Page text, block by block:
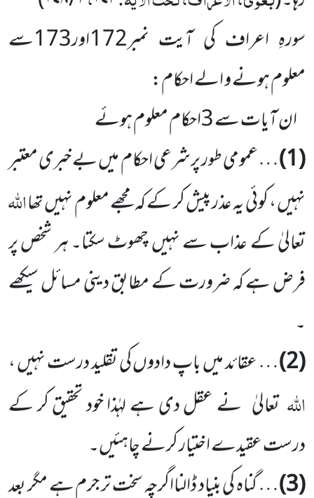
سورہِ اعراف کی آیت نمبر172اور173سے
معلوم ہونے و الے احکام:
ان آیات سے 3احکام معلوم ہوئے
(1) … عمومی طور پرشرعی احکام میں بے خبری معتبر
نہیں ، کوئی یہ عذر پیش کر کے کہ مجھے معلوم نہیں تھااللہ
تعالیٰ کے عذاب سے نہیں چھوٹ سکتا۔ ہر شخص پر
فرض ہے کہ ضرورت کے مطابق دینی مسائل سیکھے
۔
(2) … عقائد میں باپ دادوں کی تقلید درست نہیں ،
اللہتعالیٰ نے عقل دی ہے لہٰذا خود تحقیق کر کے
درست عقیدے اختیار کرنے چاہئیں۔
(3) … گناہ کی بنیاد ڈالنااگرچہ سخت تر جرم ہے مگر بعد